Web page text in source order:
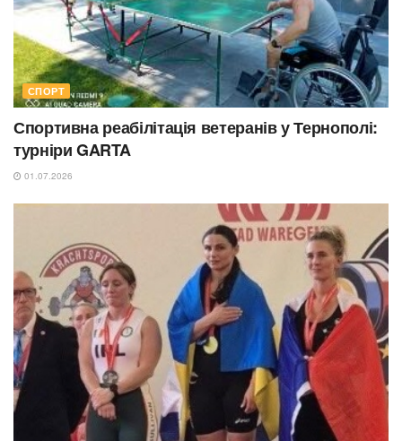
СПОРТ
Спортивна реабілітація ветеранів у Тернополі:
турніри GARTA
01.07.2026